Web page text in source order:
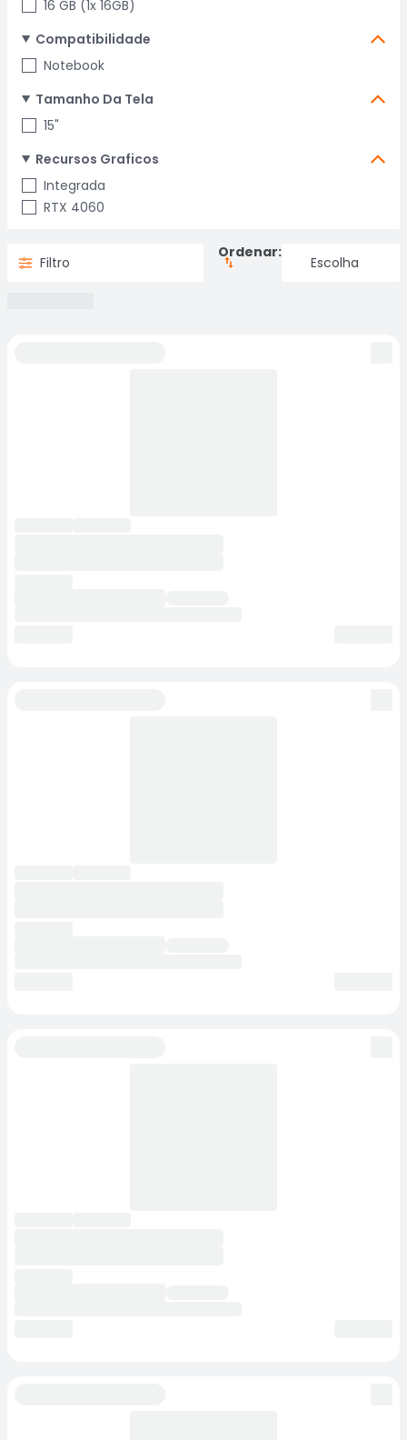
16 GB (1x 16GB)
Compatibilidade
Notebook
Tamanho Da Tela
15"
Recursos Graficos
Integrada
RTX 4060
Filtro
Ordenar: